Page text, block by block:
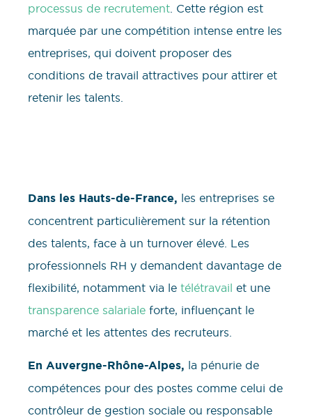
processus de recrutement. Cette région est
marquée par une compétition intense entre les
entreprises, qui doivent proposer des
conditions de travail attractives pour attirer et
retenir les talents.
Dans les Hauts-de-France, les entreprises se
concentrent particulièrement sur la rétention
des talents, face à un turnover élevé. Les
professionnels RH y demandent davantage de
flexibilité, notamment via le télétravail et une
transparence salariale forte, influençant le
marché et les attentes des recruteurs.
En Auvergne-Rhône-Alpes, la pénurie de
compétences pour des postes comme celui de
contrôleur de gestion sociale ou responsable